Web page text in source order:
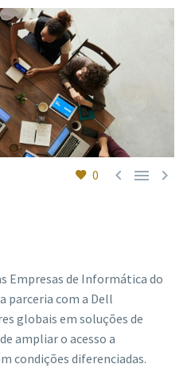
0   
Empresas de Informática do
parceria com a Dell
globais em soluções de
ampliar o acesso a
condições diferenciadas.